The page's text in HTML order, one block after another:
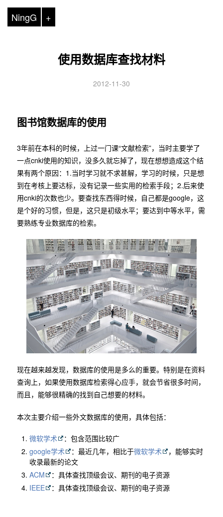
NingG +
使用数据库查找材料
2012-11-30
图书馆数据库的使用
3年前在本科的时候，上过一门课“文献检索”，当时主要学了
一点cnki使用的知识，没多久就忘掉了，现在想想造成这个结
果有两个原因：1.当时学习就不求甚解，学习的时候，只是想
到在考核上要达标，没有记录一些实用的检索手段；2.后来使
用cnki的次数也少。要查找东西得时候，自己都是google，这
是个好的习惯，但是，这只是初级水平；要达到中等水平，需
要熟练专业数据库的检索。
现在越来越发现，数据库的使用是多么的重要。特别是在资料
查询上，如果使用数据库检索得心应手，就会节省很多时间，
而且，能够很精确的找到自己想要的材料。
本次主要介绍一些外文数据库的使用，具体包括：
微软学术
：包含范围比较广
google学术
：最近几年，相比于微软学术
，能够实时
收录最新的论文
ACM
：具体查找顶级会议、期刊的电子资源
IEEE
：具体查找顶级会议、期刊的电子资源